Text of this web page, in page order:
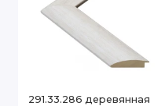
291.33.286 деревянная